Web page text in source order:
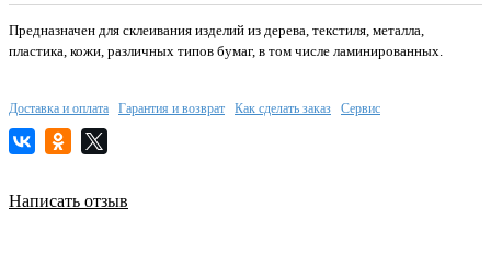
Предназначен для склеивания изделий из дерева, текстиля, металла,
пластика, кожи, различных типов бумаг, в том числе ламинированных.
Доставка и оплата Гарантия и возврат Как сделать заказ Сервис
Написать отзыв